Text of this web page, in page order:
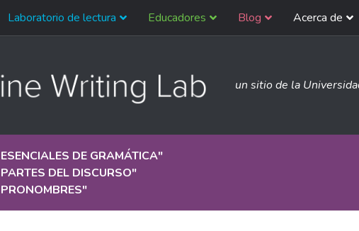
Laboratorio de lectura Educadores Blog Acerca de
un sitio de la
ESENCIALES DE GRAMÁTICA"
PARTES DEL DISCURSO"
PRONOMBRES"